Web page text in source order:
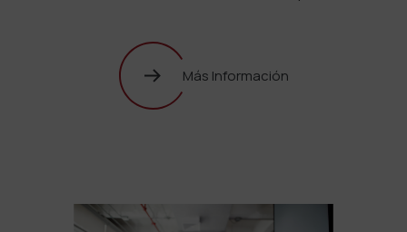
Más Información